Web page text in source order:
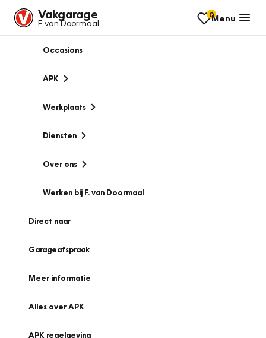
Vakgarage
F. van Doormaal
0Menu
Occasions
APK
Werkplaats
Diensten
Over ons
Werken bij F. van Doormaal
Direct naar
Garageafspraak
Meer informatie
Alles over APK
APK regelgeving